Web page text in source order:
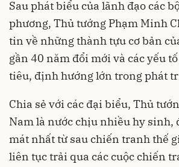
Sau phát biểu của lãnh đạo các
phương, Thủ tướng Phạm Minh
tin về những thành tựu cơ bản
gần 40 năm đổi mới và các yếu
tiêu, định hướng lớn trong phát
Chia sẻ với các đại biểu, Thủ
Nam là nước chịu nhiều hy sinh,
mát nhất từ sau chiến tranh thế
liên tục trải qua các cuộc chiến